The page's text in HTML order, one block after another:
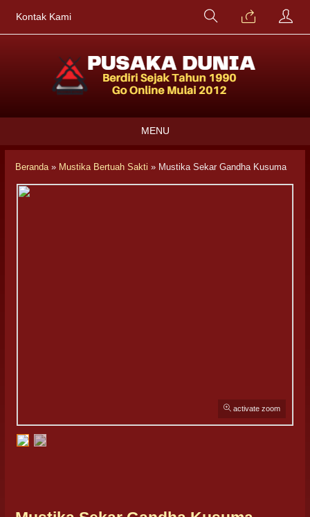
Kontak Kami
MENU
Beranda» Mustika Bertuah Sakti » Mustika Sekar Gandha Kusuma
activate zoom